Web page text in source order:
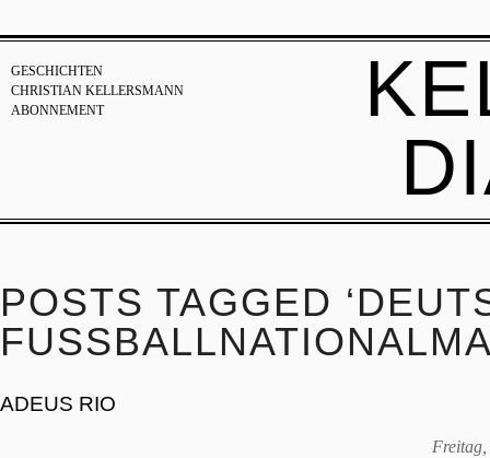
GESCHICHTEN
CHRISTIAN KELLERSMANN
ABONNEMENT
POSTS TAGGED
ADEUS RIO
Freitag,